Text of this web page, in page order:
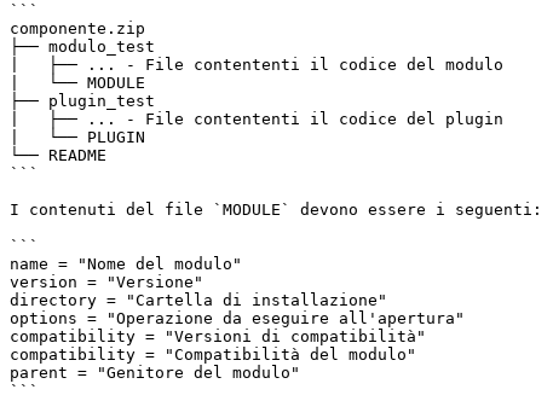
```
componente.zip
├── modulo_test
|   ├── ... - File contententi il codice del modulo
|   └── MODULE
├── plugin_test
|   ├── ... - File contententi il codice del plugin
|   └── PLUGIN
└── README
```
I contenuti del file `MODULE` devono essere i seguenti:
```
name = "Nome del modulo"
version = "Versione"
directory = "Cartella di installazione"
options = "Operazione da eseguire all'apertura"
compatibility = "Versioni di compatibilità"
compatibility = "Compatibilità del modulo"
parent = "Genitore del modulo"
```